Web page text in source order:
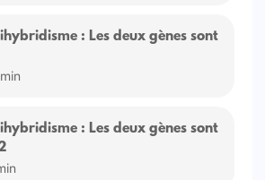
: Les deux gènes sont
: Les deux gènes sont